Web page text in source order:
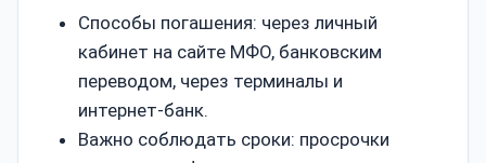
Способы погашения: через личный
кабинет на сайте МФО, банковским
переводом, через терминалы и
интернет‑банк.
Важно соблюдать сроки: просрочки